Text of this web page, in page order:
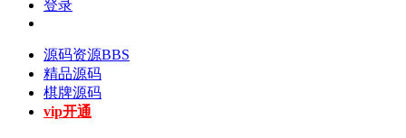
登录
源码资源BBS
精品源码
棋牌源码
vip开通